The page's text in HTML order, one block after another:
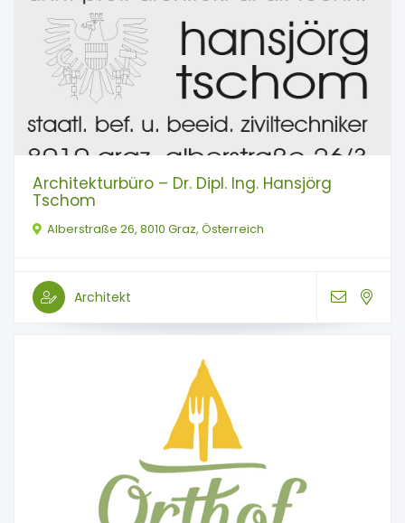
Architekturbüro – Dr. Dipl. Ing. Hansjörg
Tschom
Alberstraße 26, 8010 Graz, Österreich
Architekt